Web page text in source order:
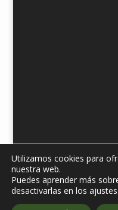
Diseñado poriNova
reservados.| Política
Utilizamos cookies para
nuestra web.
Puedes aprender más
desactivarlas en los ajustes.